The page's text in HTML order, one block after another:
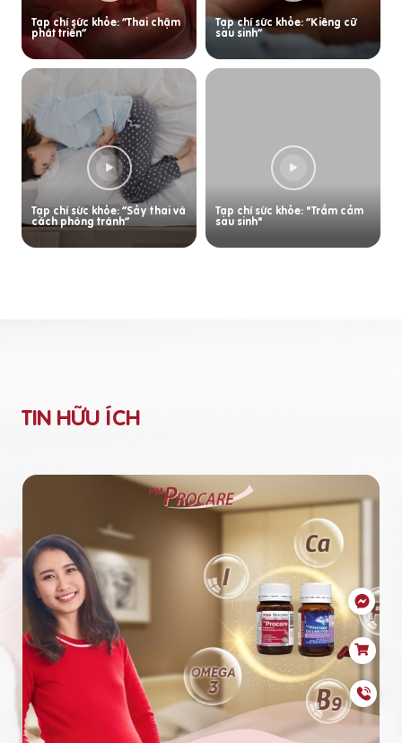
Tạp chí sức khỏe: “Thai chậm
phát triển”
Tạp chí sức khỏe: “Kiêng cữ
sau sinh”
Tạp chí sức khỏe: “Sảy thai và
cách phòng tránh”
Tạp chí sức khỏe: "Trầm cảm
sau sinh"
TIN HỮU ÍCH